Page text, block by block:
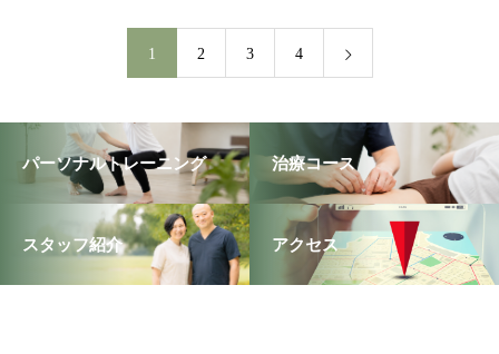
1 2 3 4
パーソナルトレーニング 治療コース
スタッフ紹介 アクセス